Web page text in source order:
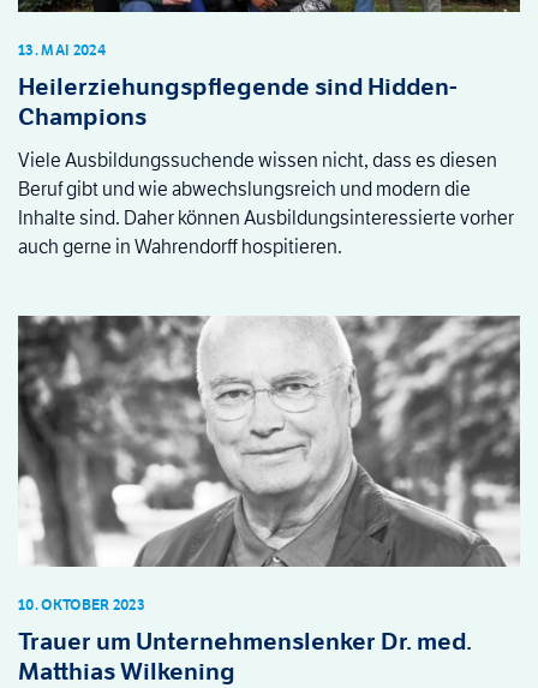
Heilerziehungspflegende sind Hidden-
Champions
13. MAI 2024
Viele Ausbildungssuchende wissen nicht, dass es diesen
Beruf gibt und wie abwechslungsreich und modern die
Inhalte sind. Daher können Ausbildungsinteressierte vorher
auch gerne in Wahrendorff hospitieren.
Trauer um Unternehmenslenker Dr. med.
Matthias Wilkening
10. OKTOBER 2023